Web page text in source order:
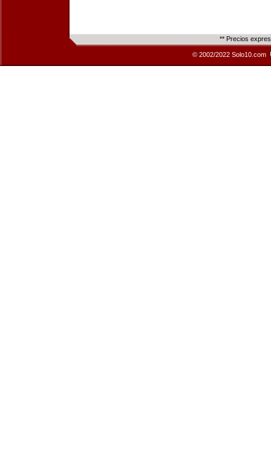
** Precios
© 2002/2022 Solo10.com